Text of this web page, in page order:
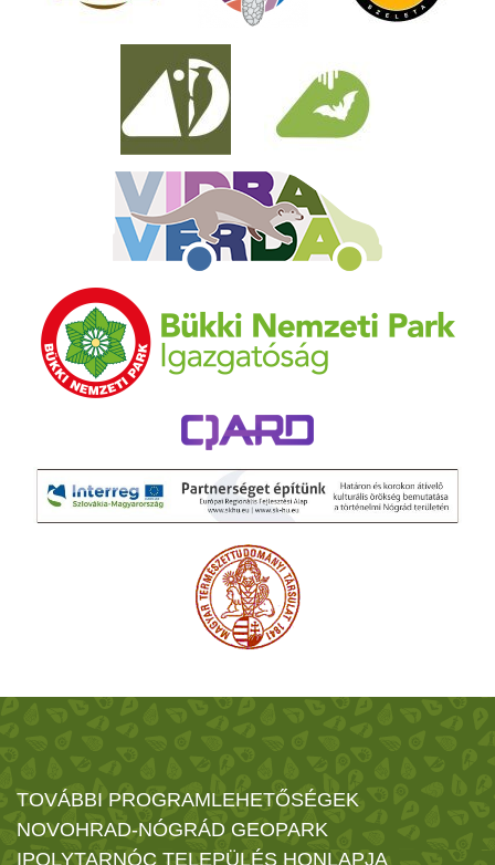
TOVÁBBI PROGRAMLEHETŐSÉGEK
NOVOHRAD-NÓGRÁD GEOPARK
IPOLYTARNÓC TELEPÜLÉS HONLAPJA